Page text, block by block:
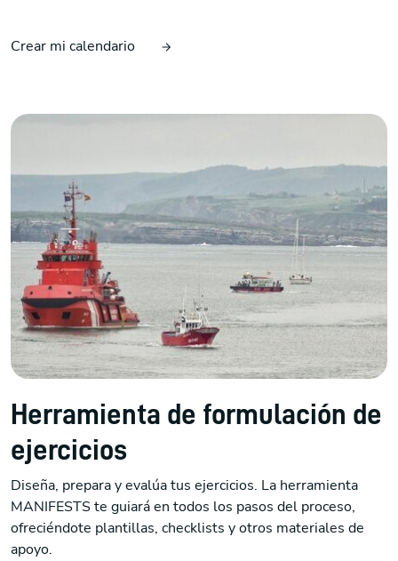
Crear mi calendario
Herramienta de formulación de
ejercicios
Diseña, prepara y evalúa tus ejercicios. La herramienta
MANIFESTS te guiará en todos los pasos del proceso,
ofreciéndote plantillas, checklists y otros materiales de
apoyo.